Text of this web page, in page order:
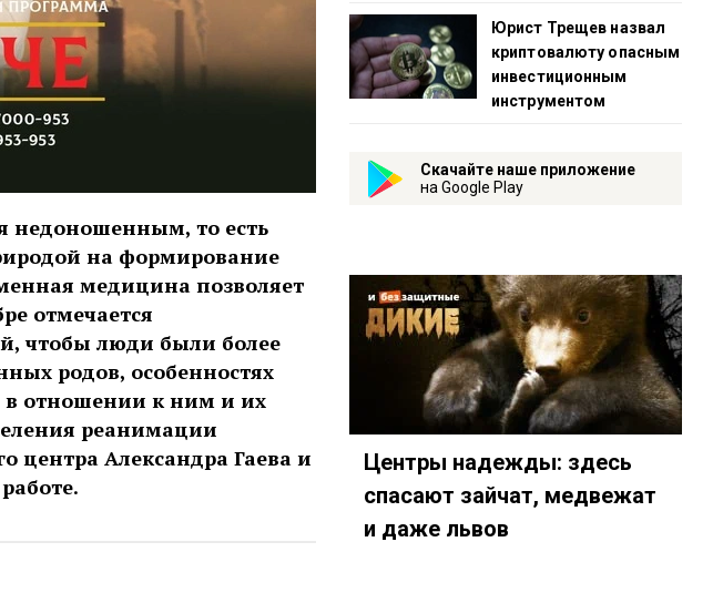
недоношенным, то есть
на формирование
медицина позволяет
отмечается
чтобы люди были более
родов, особенностях
в отношении к ним и их
реанимации
центра Александра Гаева и
Юрист Трещев назвал
криптовалюту опасным
инвестиционным
инструментом
Скачайте наше приложение
на Google Play
Центры надежды: здесь
спасают зайчат, медвежат
и даже львов